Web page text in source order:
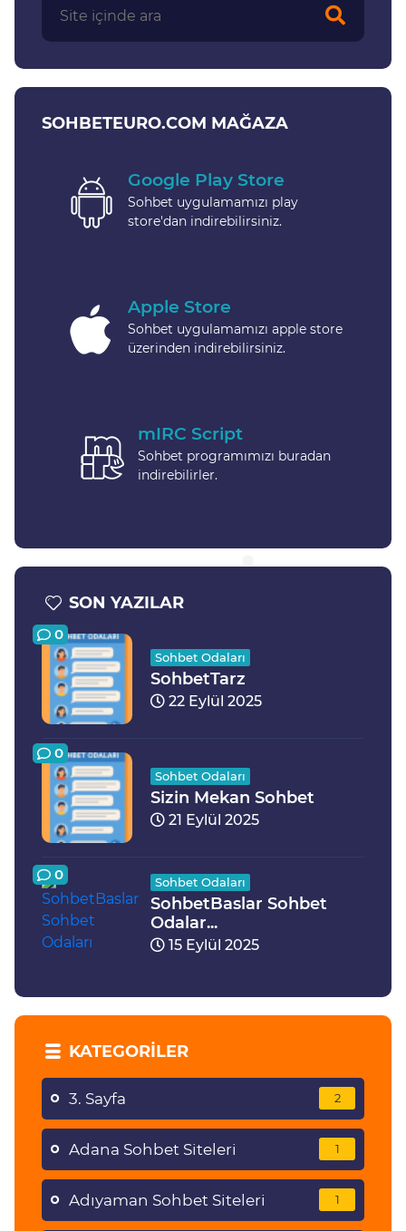
SOHBETEURO.COM MAĞAZA
Google Play Store
Sohbet uygulamamızı play
store'dan indirebilirsiniz.
Apple Store
Sohbet uygulamamızı apple store
üzerinden indirebilirsiniz.
mIRC Script
Sohbet programımızı buradan
indirebilirler.
SON YAZILAR
0
Sohbet Odaları
SohbetTarz
22 Eylül 2025
0
Sohbet Odaları
Sizin Mekan Sohbet
21 Eylül 2025
0 Sohbet Odaları
SohbetBaslar Sohbet
Odalar...
15 Eylül 2025
KATEGORILER
3. Sayfa 2
Adana Sohbet Siteleri 1
Adıyaman Sohbet Siteleri 1